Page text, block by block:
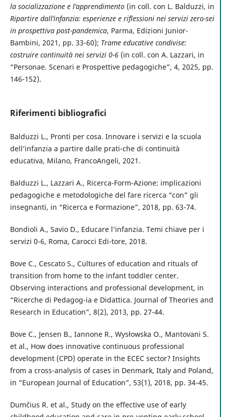
la socializzazione e l’apprendimento(in coll. con L. Balduzzi, in
Ripartire dall’infanzia: esperienze e riflessioni nei servizi zero-sei
in prospettiva post-pandemica, Parma, Edizioni Junior-
Bambini, 2021, pp. 33-60); Trame educative condivise:
costruire continuità nei servizi 0-6(in coll. con A. Lazzari, in
“Personae. Scenari e Prospettive pedagogiche”, 4, 2025, pp.
146-152).
Riferimenti bibliografici
Balduzzi L., Pronti per cosa. Innovare i servizi e la scuola
dell’infanzia a partire dalle prati-che di continuità
educativa, Milano, FrancoAngeli, 2021.
Balduzzi L., Lazzari A., Ricerca-Form-Azione: implicazioni
pedagogiche e metodologiche del fare ricerca “con” gli
insegnanti, in “Ricerca e Formazione”, 2018, pp. 63-74.
Bondioli A., Savio D., Educare l’infanzia. Temi chiave per i
servizi 0-6, Roma, Carocci Edi-tore, 2018.
Bove C., Cescato S., Cultures of education and rituals of
transition from home to the infant toddler center.
Observing interactions and professional development, in
“Ricerche di Pedagog-ia e Didattica. Journal of Theories and
Research in Education”, 8(2), 2013, pp. 27-44.
Bove C., Jensen B., Iannone R., Wysłowska O., Mantovani S.
et al., How does innovative continuous professional
development (CPD) operate in the ECEC sector? Insights
from a cross-analysis of cases in Denmark, Italy and Poland,
in “European Journal of Education”, 53(1), 2018, pp. 34-45.
Dumčius R. et al., Study on the effective use of early